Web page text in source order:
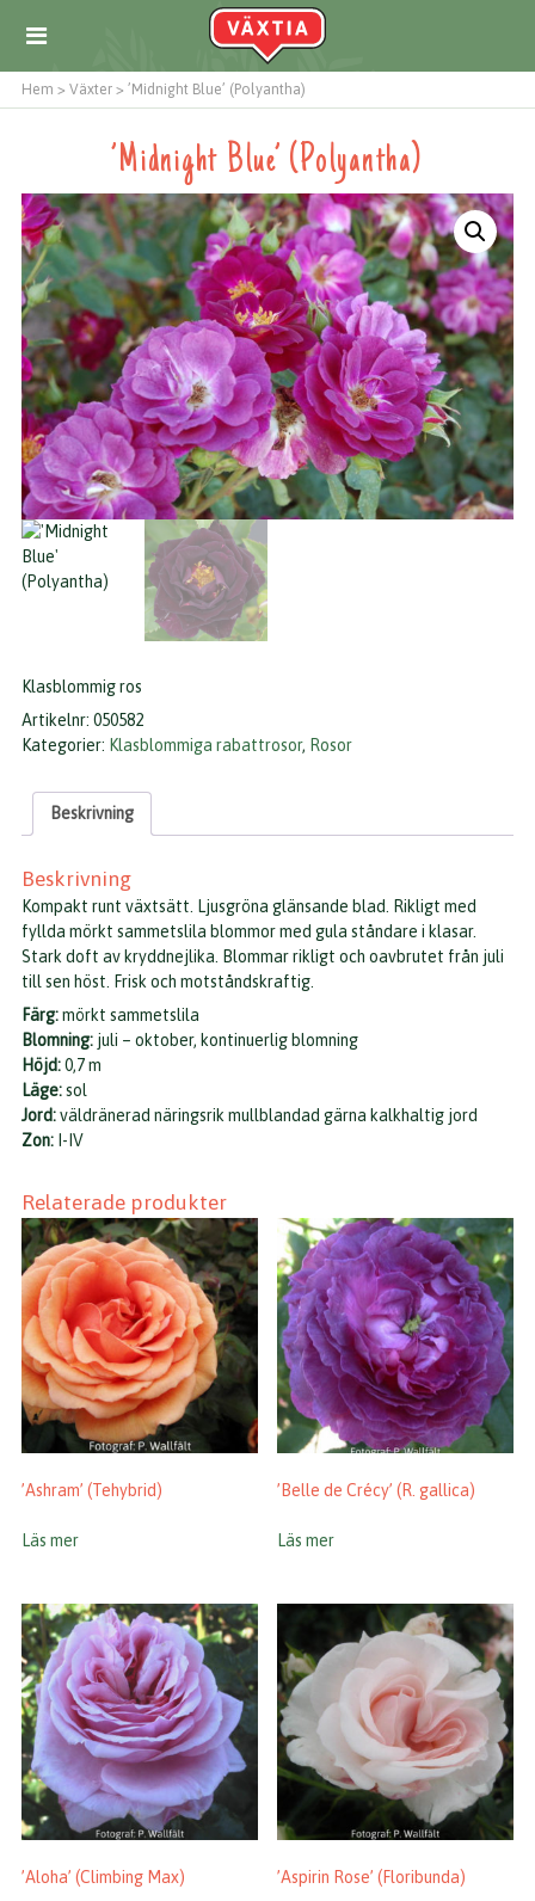
Hem > Växter > ’Midnight Blue’ (Polyantha)
’Midnight Blue’ (Polyantha)
Klasblommig ros
Artikelnr: 050582
Kategorier: Klasblommiga rabattrosor, Rosor
Beskrivning
Beskrivning
Kompakt runt växtsätt. Ljusgröna glänsande blad. Rikligt med
fyllda mörkt sammetslila blommor med gula ståndare i klasar.
Stark doft av kryddnejlika. Blommar rikligt och oavbrutet från juli
till sen höst. Frisk och motståndskraftig.
Färg:mörkt sammetslila
Blomning: juli – oktober, kontinuerlig blomning
Höjd:0,7 m
Läge:sol
Jord:väldränerad näringsrik mullblandad gärna kalkhaltig jord
Zon: I-IV
Relaterade produkter
’Ashram’ (Tehybrid)
Läs mer
’Belle de Crécy’ (R. gallica)
Läs mer
’Aloha’ (Climbing Max) ’Aspirin Rose’ (Floribunda)